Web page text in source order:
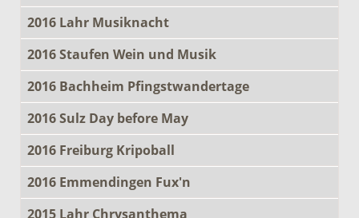
2016 Lahr Musiknacht
2016 Staufen Wein und Musik
2016 Bachheim Pfingstwandertage
2016 Sulz Day before May
2016 Freiburg Kripoball
2016 Emmendingen Fux'n
2015 Lahr Chrysanthema